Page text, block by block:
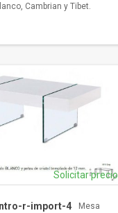
Cambrian y Tibet.
r-import-4
Solicitar precio
Mesa